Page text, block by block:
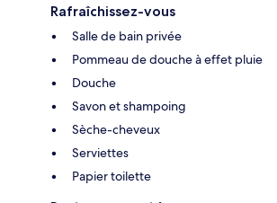
Rafraîchissez-vous
Salle de bain privée
Pommeau de douche à effet pluie
Douche
Savon et shampoing
Sèche-cheveux
Serviettes
Papier toilette